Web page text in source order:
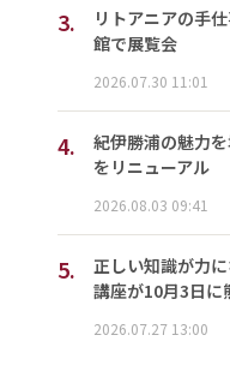
3.
リトアニアの手
館で展覧会
2026.07.30 11:01
4.
紀伊勝浦の魅力
をリニューアル
2026.08.03 09:41
5.
正しい知識が力
講座が10月3日に
2026.07.27 13:00